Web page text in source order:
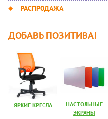
РАСПРОДАЖА
ДОБАВЬ ПОЗИТИВА!
ЯРКИЕ КРЕСЛА
НАСТОЛЬНЫЕ
ЭКРАНЫ